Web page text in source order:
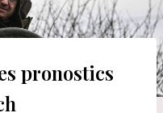
pronostics